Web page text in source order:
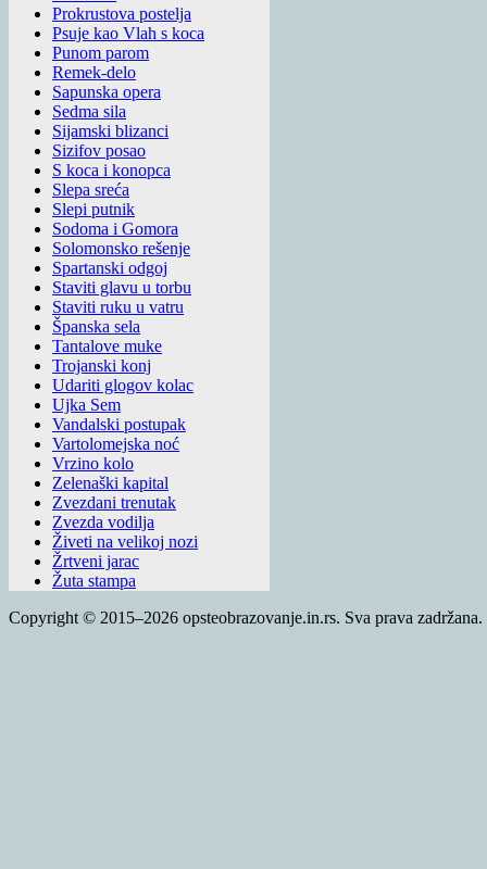
Prokrustova postelja
Psuje kao Vlah s koca
Punom parom
Remek-delo
Sapunska opera
Sedma sila
Sijamski blizanci
Sizifov posao
S koca i konopca
Slepa sreća
Slepi putnik
Sodoma i Gomora
Solomonsko rešenje
Spartanski odgoj
Staviti glavu u torbu
Staviti ruku u vatru
Španska sela
Tantalove muke
Trojanski konj
Udariti glogov kolac
Ujka Sem
Vandalski postupak
Vartolomejska noć
Vrzino kolo
Zelenaški kapital
Zvezdani trenutak
Zvezda vodilja
Živeti na velikoj nozi
Žrtveni jarac
Žuta stampa
Copyright © 2015–2026 opsteobrazovanje.in.rs. Sva prava